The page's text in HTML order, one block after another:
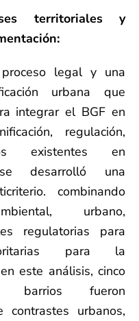
territoriales y
proceso legaly una
urbana que
integrar el BGF en
regulación,
existentes en
se desarrolló una
combinando
urbano,
regulatorias para
para la
este análisis, cinco
barrios fueron
urbanos,